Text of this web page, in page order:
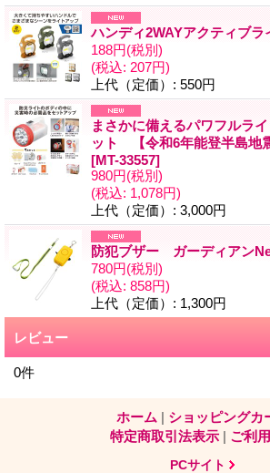
ハンディ2WAYアクティブラ
188円(税別)
(税込: 207円)
上代（定価） : 550円
まさかに備えるパワフルラ
ット 【令和6年能登半島地
[MT-33557]
980円(税別)
(税込: 1,078円)
上代（定価） : 3,000円
防犯ブザー ガーディアン
780円(税別)
(税込: 858円)
上代（定価） : 1,300円
レビュー
0件
ホーム | ショッピングカ
特定商取引法表示 | ご利
PCサイト